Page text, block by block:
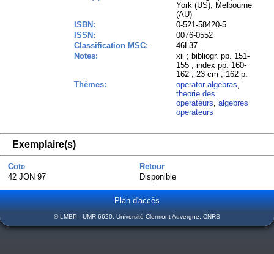
York (US), Melbourne
(AU)
ISBN:
0-521-58420-5
ISSN:
0076-0552
Classification MSC:
46L37
Notes:
xii ; bibliogr. pp. 151-
155 ; index pp. 160-
162 ; 23 cm ; 162 p.
Thèmes:
operator algebras,
theorie des
operateurs,algebres
operateurs
Exemplaire(s)
Cote
Retour
42 JON 97
Disponible
Plan d'accès
© LMBP - UMR 6620, Université Clermont Auvergne, CNRS